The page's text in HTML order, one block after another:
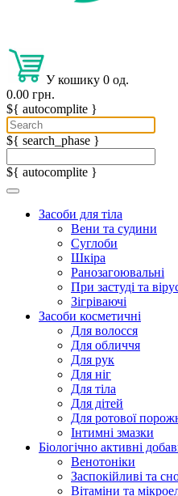
У кошику 0 од.
0.00 грн.
${ autocomplite }
${ search_phase }
${ autocomplite }
Засоби для тіла
Вени та судини
Суглоби
Шкіра
Ранозагоювальні
При застуді та
Зігріваючі
Засоби косметичні
Для волосся
Для обличчя
Для рук
Для ніг
Для тіла
Для дітей
Для ротової
Інтимні змазки
Біологічно активні
Венотоніки
Заспокійливі та
Вітаміни та